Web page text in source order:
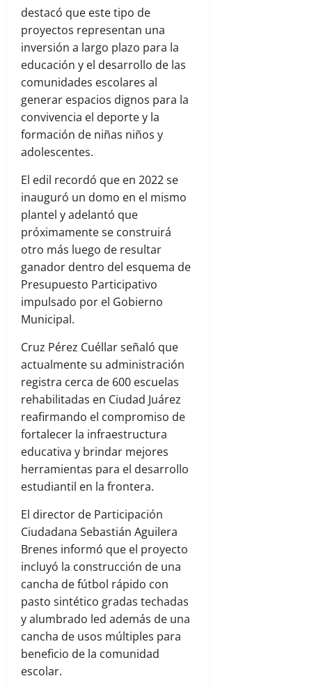
destacó que este tipo de
proyectos representan una
inversión a largo plazo para la
educación y el desarrollo de las
comunidades escolares al
generar espacios dignos para la
convivencia el deporte y la
formación de niñas niños y
adolescentes.
El edil recordó que en 2022 se
inauguró un domo en el mismo
plantel y adelantó que
próximamente se construirá
otro más luego de resultar
ganador dentro del esquema de
Presupuesto Participativo
impulsado por el Gobierno
Municipal.
Cruz Pérez Cuéllar señaló que
actualmente su administración
registra cerca de 600 escuelas
rehabilitadas en Ciudad Juárez
reafirmando el compromiso de
fortalecer la infraestructura
educativa y brindar mejores
herramientas para el desarrollo
estudiantil en la frontera.
El director de Participación
Ciudadana Sebastián Aguilera
Brenes informó que el proyecto
incluyó la construcción de una
cancha de fútbol rápido con
pasto sintético gradas techadas
y alumbrado led además de una
cancha de usos múltiples para
beneficio de la comunidad
escolar.